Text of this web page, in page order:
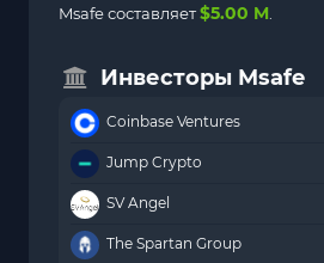
Msafe составляет$5.00 M
Инвесторы Msafe
Coinbase Ventures
Jump Crypto
SV Angel
The Spartan Group